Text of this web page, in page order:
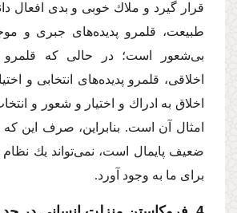
قرار گیرد و ملاك خوبی و بدی افعال
طبیعت، قلمرو پدیده‌های جبری و
بی‌شعور است؛ در حالی كه قلمرو
اخلاقی، قلمرو پدیده‌های انتخابی و
اخلاق به ادراك و اختیار و شعور و
امثال آن است. بنابراین، صرف این
ضعیف پایمال است، نمی‌تواند یك
برای ما به وجود آورد.